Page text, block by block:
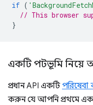
if (
// This browser
}
একটি পটভূমি নিয়ে
প্রধান API একটিপরিষেবা
করুন যে আপনি প্রথমে